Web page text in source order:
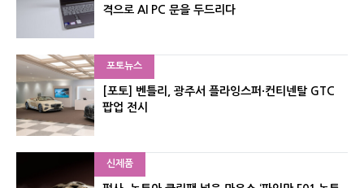
격으로 AI PC 문을 두드리다
포토뉴스
[포토] 벤틀리, 광주서 플라잉스퍼·컨티넨탈 GTC
팝업 전시
신제품